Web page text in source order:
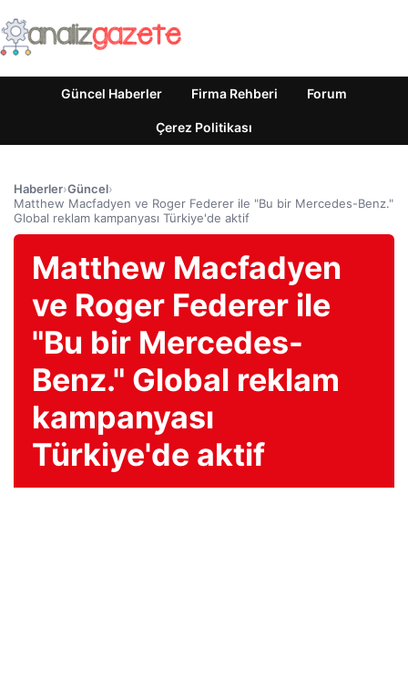
Güncel Haberler Firma Rehberi Forum
Çerez Politikası
Haberler›Güncel›
Matthew Macfadyen ve Roger Federer ile "Bu bir Mercedes-Benz."
Global reklam kampanyası Türkiye'de aktif
Matthew Macfadyen
ve Roger Federer ile
"Bu bir Mercedes-
Benz." Global reklam
kampanyası
Türkiye'de aktif